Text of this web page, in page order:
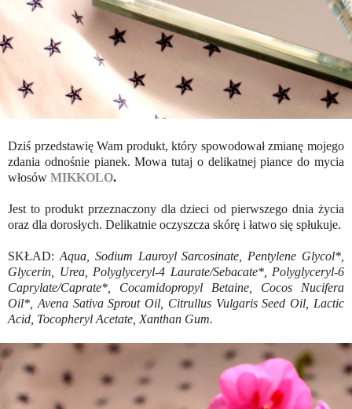
Dziś przedstawię Wam produkt, który spowodował zmianę mojego
zdania odnośnie pianek. Mowa tutaj o delikatnej piance do mycia
włosów MIKKOLO.
Jest to produkt przeznaczony dla dzieci od pierwszego dnia życia
oraz dla dorosłych. Delikatnie oczyszcza skórę i łatwo się spłukuje.
SKŁAD: Aqua, Sodium Lauroyl Sarcosinate, Pentylene Glycol*,
Glycerin, Urea, Polyglyceryl-4 Laurate/Sebacate*, Polyglyceryl-6
Caprylate/Caprate*, Cocamidopropyl Betaine, Cocos Nucifera
Oil*, Avena Sativa Sprout Oil, Citrullus Vulgaris Seed Oil, Lactic
Acid, Tocopheryl Acetate, Xanthan Gum.